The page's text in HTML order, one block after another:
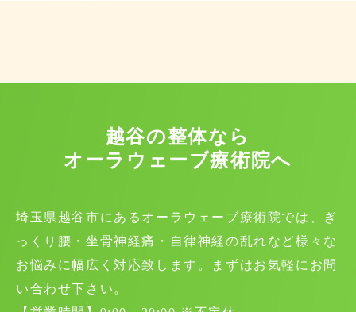
越谷の整体なら
オーラウェーブ療術院へ
埼玉県越谷市にあるオーラウェーブ療術院では、ぎ
っくり腰・坐骨神経痛・自律神経の乱れなど様々な
お悩みに幅広く対応致します。まずはお気軽にお問
い合わせ下さい。